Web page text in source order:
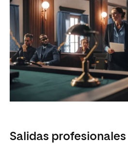
Salidas